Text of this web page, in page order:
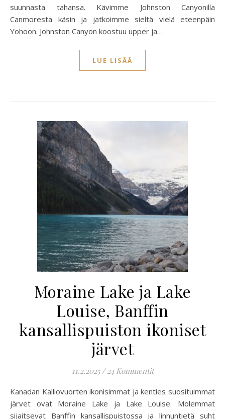
suunnasta tahansa. Kävimme Johnston Canyonilla
Canmoresta käsin ja jatkoimme sieltä vielä eteenpäin
Yohoon. Johnston Canyon koostuu upper ja…
LUE LISÄÄ
Moraine Lake ja Lake
Louise, Banffin
kansallispuiston ikoniset
järvet
11.2.2025 / 24 Kommentit
Kanadan Kalliovuorten ikonisimmat ja kenties suosituimmat
järvet ovat Moraine Lake ja Lake Louise. Molemmat
sijaitsevat Banffin kansallispuistossa ja linnuntietä suht